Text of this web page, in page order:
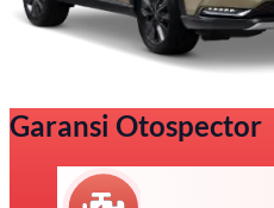
Garansi Otospector